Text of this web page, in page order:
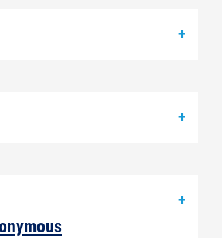
+
+
+